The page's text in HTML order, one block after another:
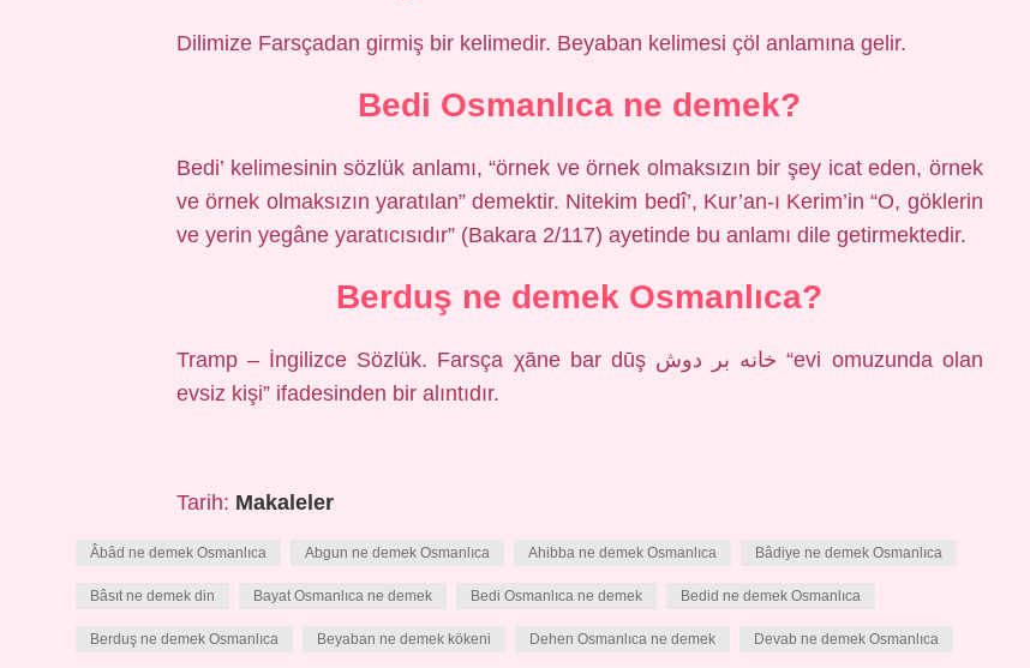
Dilimize Farsçadan girmiş bir kelimedir. Beyaban kelimesi çöl anlamına gelir.
Bedi Osmanlıca ne demek?
Bedi’ kelimesinin sözlük anlamı, “örnek ve örnek olmaksızın bir şey icat eden, örnek
ve örnek olmaksızın yaratılan” demektir. Nitekim bedî’, Kur’an-ı Kerim’in “O, göklerin
ve yerin yegâne yaratıcısıdır” (Bakara 2/117) ayetinde bu anlamı dile getirmektedir.
Berduş ne demek Osmanlıca?
Tramp – İngilizce Sözlük. Farsça χāne bar dūş خانه بر دوش “evi omuzunda olan
evsiz kişi” ifadesinden bir alıntıdır.
Tarih: Makaleler
Âbâd ne demek Osmanlıca Abgun ne demek Osmanlıca Ahibba ne demek Osmanlıca Bâdiye ne demek Osmanlıca
Bâsıt ne demek din Bayat Osmanlıca ne demek Bedi Osmanlıca ne demek Bedid ne demek Osmanlıca
Berduş ne demek Osmanlıca Beyaban ne demek kökeni Dehen Osmanlıca ne demek Devab ne demek Osmanlıca